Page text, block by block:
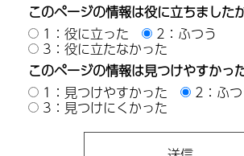
このページの情報は役に立ちました
1：役に立った
2：ふつう
3：役に立たなかった
このページの情報は見つけやすかっ
1：見つけやすかった
2：ふ
3：見つけにくかった